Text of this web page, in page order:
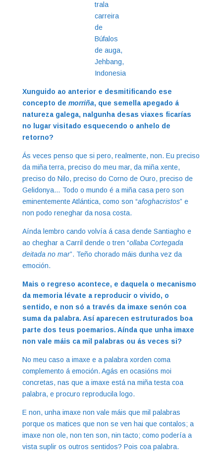
trala
carreira
de
Búfalos
de auga,
Jehbang,
Indonesia
Xunguido ao anterior e desmitificando ese
concepto de morriña, que semella apegado á
natureza galega, nalgunha desas viaxes ficarías
no lugar visitado esquecendo o anhelo de
retorno?
Ás veces penso que si pero, realmente, non. Eu preciso
da miña terra, preciso do meu mar, da miña xente,
preciso do Nilo, preciso do Corno de Ouro, preciso de
Gelidonya… Todo o mundo é a miña casa pero son
eminentemente Atlántica, como son “afoghacristos” e
non podo reneghar da nosa costa.
Aínda lembro cando volvía á casa dende Santiagho e
ao cheghar a Carril dende o tren “ollaba Cortegada
deitada no mar”. Teño chorado máis dunha vez da
emoción.
Mais o regreso acontece, e daquela o mecanismo
da memoria lévate a reproducir o vivido, o
sentido, e non só a través da imaxe senón coa
suma da palabra. Así aparecen estruturados boa
parte dos teus poemarios. Aínda que unha imaxe
non vale máis ca mil palabras ou ás veces si?
No meu caso a imaxe e a palabra xorden coma
complemento á emoción. Agás en ocasións moi
concretas, nas que a imaxe está na miña testa coa
palabra, e procuro reproducila logo.
E non, unha imaxe non vale máis que mil palabras
porque os matices que non se ven hai que contalos; a
imaxe non ole, non ten son, nin tacto; como podería a
vista suplir os outros sentidos? Pois coa palabra.